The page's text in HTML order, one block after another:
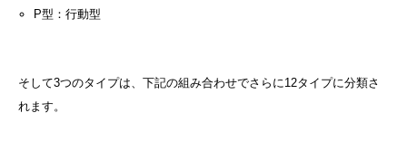
P型：行動型
そして3つのタイプは、下記の組み合わせでさらに12タイプに分類さ
れます。